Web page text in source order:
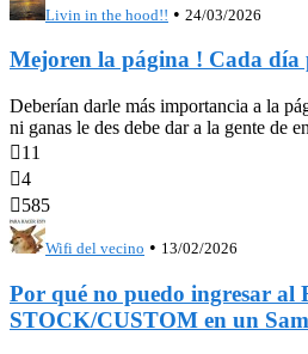
Livin in the hood!! • 24/03/2026
Mejoren la página ! Cada día
Deberían darle más importancia a la
ni ganas le des debe dar a la gente de
11
4
585
Wifi del vecino • 13/02/2026
Por qué no puedo ingresar al
STOCK/CUSTOM en un